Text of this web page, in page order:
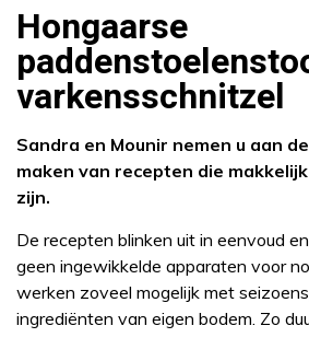
Hongaarse
varkensschnitzel
Sandra en Mounir nemen u aan
maken van recepten die
zijn.
De recepten blinken uit in eenvoud
geen ingewikkelde apparaten voor
werken zoveel mogelijk met
ingrediënten van eigen bodem. Zo